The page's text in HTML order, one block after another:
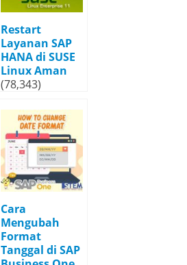
Restart
Layanan SAP
HANA di SUSE
Linux Aman
(78,343)
Cara
Mengubah
Format
Tanggal di SAP